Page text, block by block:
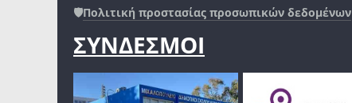
🛡️Πολιτική προστασίας προσωπικών δεδομένων
ΣΥΝΔΕΣΜΟΙ